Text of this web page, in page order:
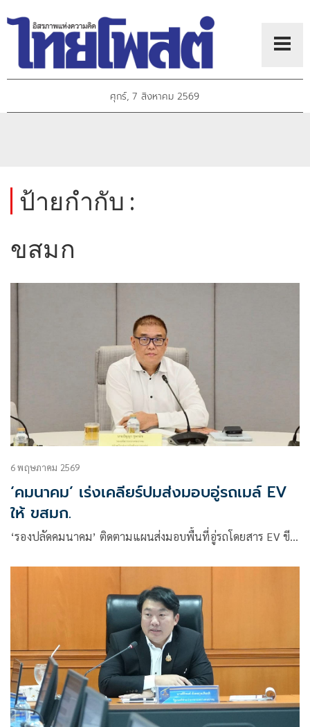
ศุกร์, 7 สิงหาคม 2569
ป้ายกำกับ :
ขสมก
6 พฤษภาคม 2569
‘คมนาคม’ เร่งเคลียร์ปมส่งมอบอู่รถเมล์ EV
ให้ ขสมก.
‘รองปลัดคมนาคม’ ติดตามแผนส่งมอบพื้นที่อู่รถโดยสาร EV ขี…